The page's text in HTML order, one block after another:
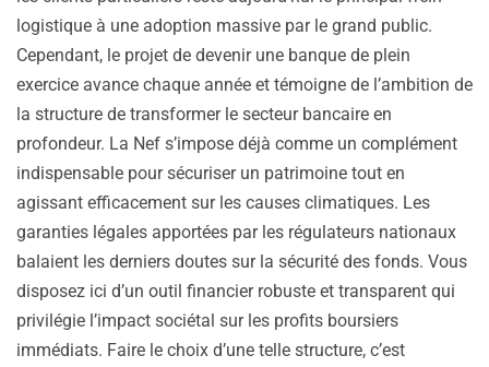
logistique à une adoption massive par le grand public.
Cependant, le projet de devenir une banque de plein
exercice avance chaque année et témoigne de l’ambition de
la structure de transformer le secteur bancaire en
profondeur. La Nef s’impose déjà comme un complément
indispensable pour sécuriser un patrimoine tout en
agissant efficacement sur les causes climatiques. Les
garanties légales apportées par les régulateurs nationaux
balaient les derniers doutes sur la sécurité des fonds. Vous
disposez ici d’un outil financier robuste et transparent qui
privilégie l’impact sociétal sur les profits boursiers
immédiats. Faire le choix d’une telle structure, c’est